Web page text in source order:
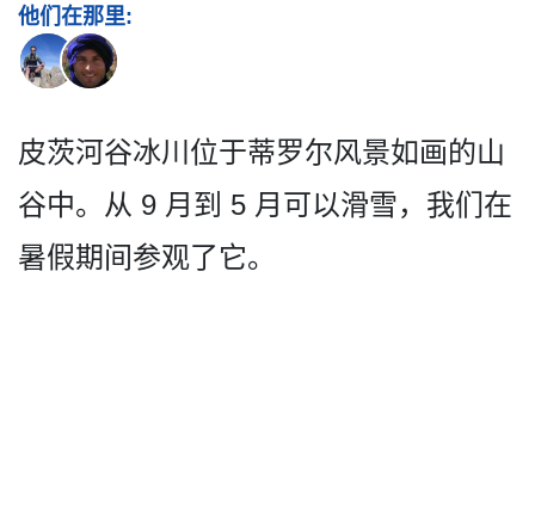
他们在那里:
皮茨河谷冰川位于蒂罗尔风景­如画的山
谷中。从 9 月到 5 月可以滑雪，我们在
暑假期间参观了它。